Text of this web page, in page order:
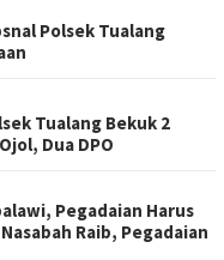
Polsek Tualang
Tualang Bekuk 2
Dua DPO
Pegadaian Harus
Raib, Pegadaian